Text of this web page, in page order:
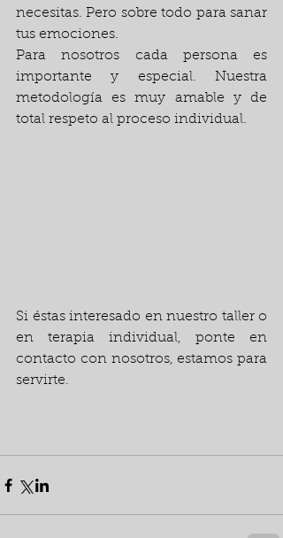
necesitas. Pero sobre todo para sanar
tus emociones.
Para nosotros cada persona es
importante y especial. Nuestra
metodología es muy amable y de
total respeto al proceso individual.
Si éstas interesado en nuestro taller o
en terapia individual, ponte en
contacto con nosotros, estamos para
servirte.